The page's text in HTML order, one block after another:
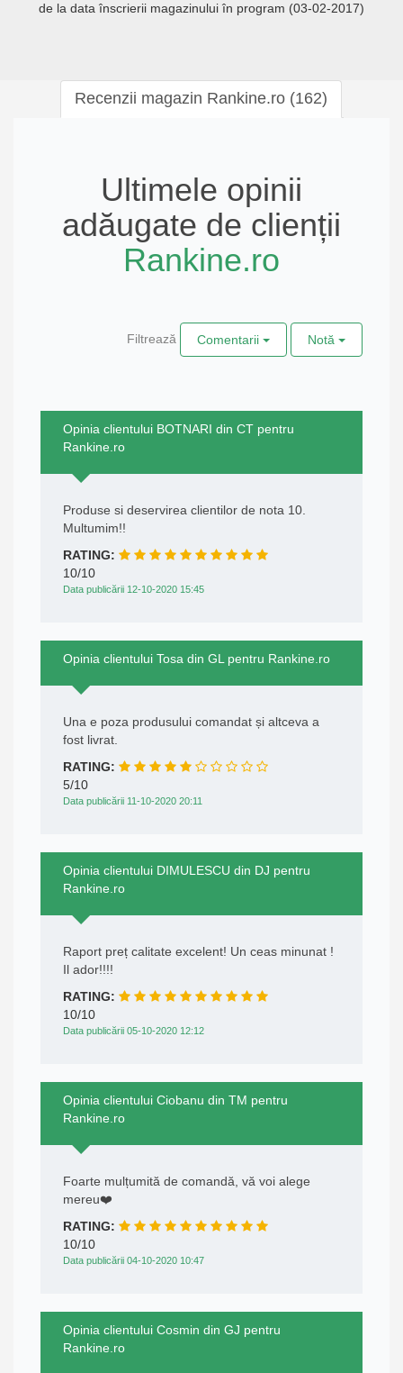
de la data înscrierii magazinului în program (03-02-2017)
Recenzii magazin Rankine.ro (162)
Ultimele opinii
adăugate de clienții
Rankine.ro
Filtrează Comentarii Notă
Opinia clientului BOTNARI din CT pentru
Rankine.ro
Produse si deservirea clientilor de nota 10.
Multumim!!
RATING:
10/10
Data publicării 12-10-2020 15:45
Opinia clientului Tosa din GL pentru Rankine.ro
Una e poza produsului comandat și altceva a
fost livrat.
RATING:
5/10
Data publicării 11-10-2020 20:11
Opinia clientului DIMULESCU din DJ pentru
Rankine.ro
Raport preț calitate excelent! Un ceas minunat !
Il ador!!!!
RATING:
10/10
Data publicării 05-10-2020 12:12
Opinia clientului Ciobanu din TM pentru
Rankine.ro
Foarte mulțumită de comandă, vă voi alege
mereu❤️
RATING:
10/10
Data publicării 04-10-2020 10:47
Opinia clientului Cosmin din GJ pentru
Rankine.ro